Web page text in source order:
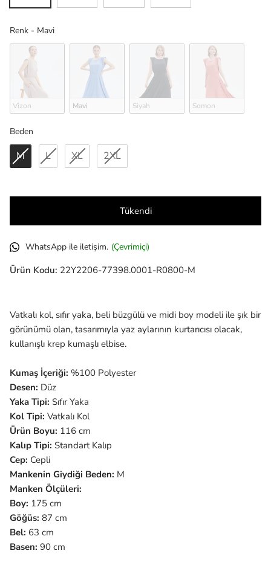
Renk - MaviRenk
Vizon Mavi Siyah Somon
Beden
Beden
M L XL 2XL
Tükendi
WhatsApp ile iletişim. (Çevrimiçi)
Ürün Kodu: 22Y2206-77398.0001-R0800-M
Vatkalı kol, sıfır yaka, beli büzgülü ve midi boy modeli ile şık bir
görünümü olan, tasarımıyla yaz aylarının kurtarıcısı olacak,
kullanışlı krep kumaşlı elbise.
Kumaş İçeriği: %100 Polyester
Desen: Düz
Yaka Tipi: Sıfır Yaka
Kol Tipi: Vatkalı Kol
Ürün Boyu: 116 cm
Kalıp Tipi: Standart Kalıp
Cep: Cepli
Mankenin Giydiği Beden: M
Manken Ölçüleri:
Boy: 175 cm
Göğüs: 87 cm
Bel: 63 cm
Basen: 90 cm